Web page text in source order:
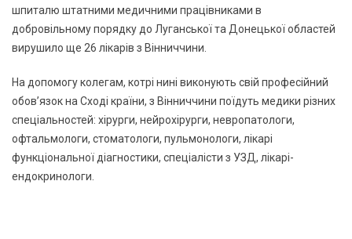
шпиталю штатними медичними працівниками в
добровільному порядку до Луганської та Донецької областей
вирушило ще 26 лікарів з Вінниччини.
На допомогу колегам, котрі нині виконують свій професійний
обов’язок на Сході країни, з Вінниччини поїдуть медики різних
спеціальностей: хірурги, нейрохірурги, невропатологи,
офтальмологи, стоматологи, пульмонологи, лікарі
функціональної діагностики, спеціалісти з УЗД, лікарі-
ендокринологи.